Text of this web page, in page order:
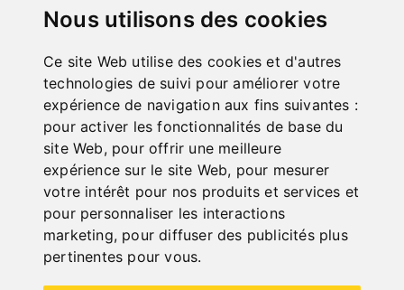
Nous utilisons des cookies
Ce site Web utilise des cookies et d'autres
technologies de suivi pour améliorer votre
expérience de navigation aux fins suivantes :
pour activer les fonctionnalités de base du
site Web, pour offrir une meilleure
expérience sur le site Web, pour mesurer
votre intérêt pour nos produits et services et
pour personnaliser les interactions
marketing, pour diffuser des publicités plus
pertinentes pour vous.
In Stock
Deliverable in 2-3 business days